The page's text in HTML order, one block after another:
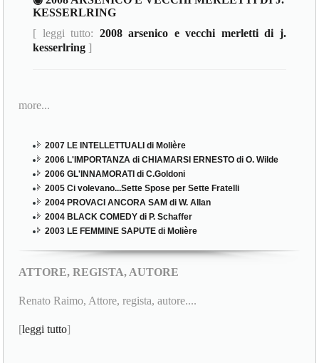
KESSERLRING
[ leggi tutto: 2008 arsenico e vecchi merletti di j.
kesserlring ]
more...
2007 LE INTELLETTUALI di Molière
2006 L'IMPORTANZA di CHIAMARSI ERNESTO di O. Wilde
2006 GL'INNAMORATI di C.Goldoni
2005 Ci volevano...Sette Spose per Sette Fratelli
2004 PROVACI ANCORA SAM di W. Allan
2004 BLACK COMEDY di P. Schaffer
2003 LE FEMMINE SAPUTE di Molière
ATTORE, REGISTA, AUTORE
Renato Raimo, Attore, regista, autore....
[leggi tutto]